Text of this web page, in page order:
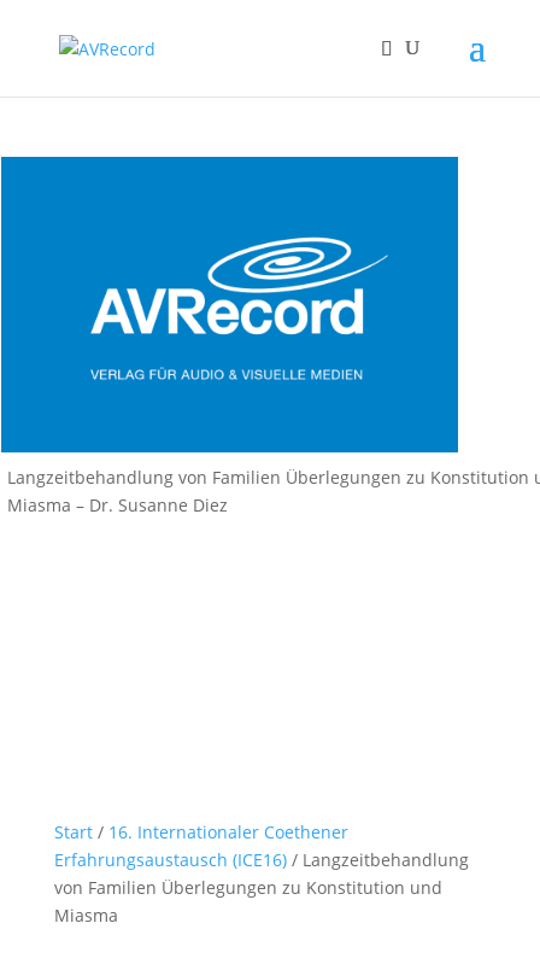
Langzeitbehandlung von Familien Überlegungen zu Konstitution
Miasma – Dr. Susanne Diez
Start/ 16. Internationaler Coethener
Erfahrungsaustausch (ICE16)/ Langzeitbehandlung
von Familien Überlegungen zu Konstitution und
Miasma